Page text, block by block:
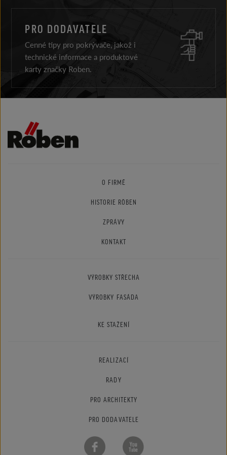
PRO DODAVATELE
Cenné tipy pro pokrývače, jakož i
technické informace a produktové
karty značky Roben.
O FIRMĚ
HISTORIE RÖBEN
ZPRÁVY
KONTAKT
VÝROBKY STŘECHA
VÝROBKY FASÁDA
KE STAŽENÍ
REALIZACÍ
RADY
PRO ARCHITEKTY
PRO DODAVATELE